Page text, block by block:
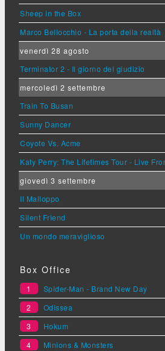
Sheep in the Box
Marco Bellocchio - La porta della realtà
venerdì 28 agosto
Terminator 2 - Il giorno del giudizio
mercoledì 2 settembre
Train To Busan
Sunny Dancer
Coyote Vs. Acme
Katy Perry: The Lifetimes Tour - Live
giovedì 3 settembre
Il Malloppo
Silent Friend
Un mondo meraviglioso
Box Office
1
Spider-Man - Brand New Day
2
Odissea
3
Hokum
4
Minions & Monsters